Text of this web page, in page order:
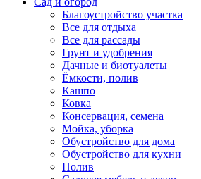
Благоустройство участка
Все для отдыха
Все для рассады
Грунт и удобрения
Дачные и биотуалеты
Ёмкости, полив
Кашпо
Ковка
Консервация, семена
Мойка, уборка
Обустройство для дома
Обустройство для кухни
Полив